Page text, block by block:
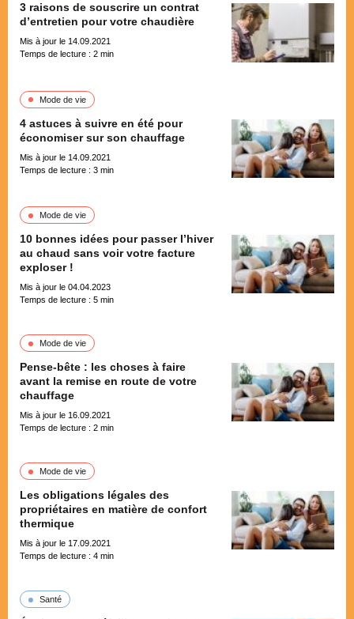
3 raisons de souscrire un contrat
d’entretien pour votre chaudière
Mis à jour le 14.09.2021
Temps de lecture : 2 min
Mode de vie
4 astuces à suivre en été pour
économiser sur son chauffage
Mis à jour le 14.09.2021
Temps de lecture : 3 min
Mode de vie
10 bonnes idées pour passer l’hiver
au chaud sans voir votre facture
exploser !
Mis à jour le 04.04.2023
Temps de lecture : 5 min
Mode de vie
Pense-bête : les choses à faire
avant la remise en route de votre
chauffage
Mis à jour le 16.09.2021
Temps de lecture : 2 min
Mode de vie
Les obligations légales des
propriétaires en matière de confort
thermique
Mis à jour le 17.09.2021
Temps de lecture : 4 min
Santé